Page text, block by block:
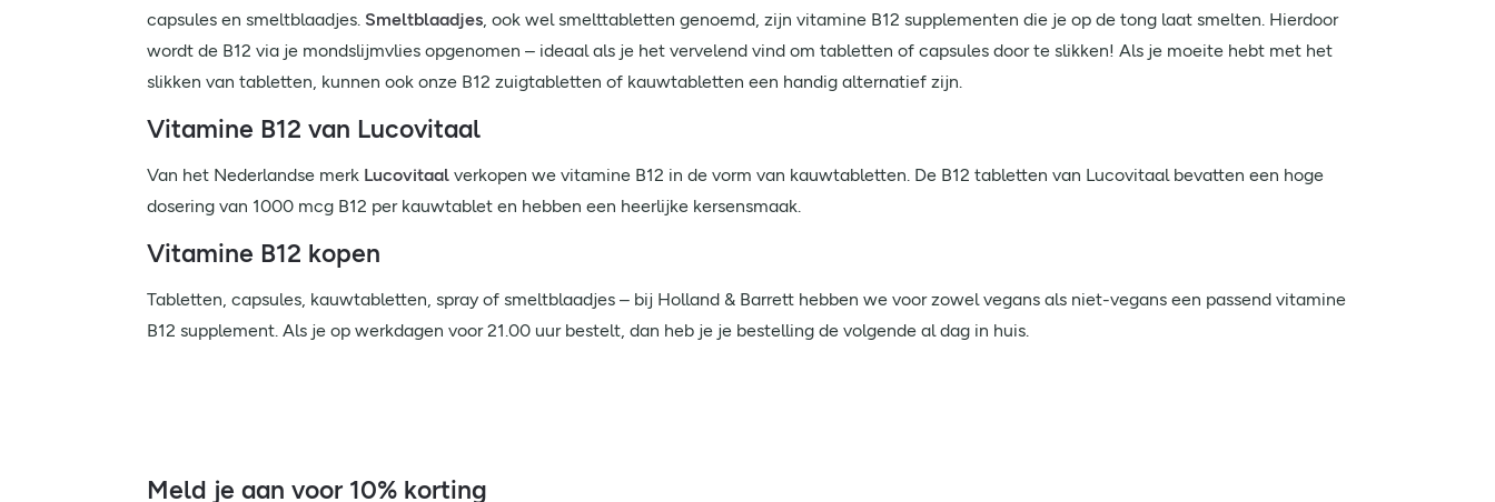
capsules en smeltblaadjes. Smeltblaadjes, ook wel smelttabletten genoemd, zijn vitamine B12 supplementen die je op de tong laat smelten. Hierdoor
wordt de B12 via je mondslijmvlies opgenomen – ideaal als je het vervelend vind om tabletten of capsules door te slikken! Als je moeite hebt met het
slikken van tabletten, kunnen ook onze B12 zuigtabletten of kauwtabletten een handig alternatief zijn.
Vitamine B12 van Lucovitaal
Van het Nederlandse merk Lucovitaal verkopen we vitamine B12 in de vorm van kauwtabletten. De B12 tabletten van Lucovitaal bevatten een hoge
dosering van 1000 mcg B12 per kauwtablet en hebben een heerlijke kersensmaak.
Vitamine B12 kopen
Tabletten, capsules, kauwtabletten, spray of smeltblaadjes – bij Holland & Barrett hebben we voor zowel vegans als niet-vegans een passend vitamine
B12 supplement. Als je op werkdagen voor 21.00 uur bestelt, dan heb je je bestelling de volgende al dag in huis.
Meld je aan voor 10% korting